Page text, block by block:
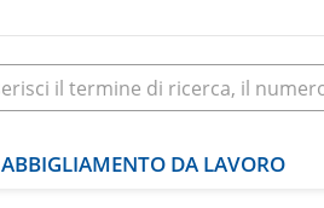
ABBIGLIAMENTO DA LAVORO